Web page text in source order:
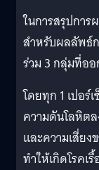
ในการสรุปกา
สำหรับผลลัพธ์
ร่วม 3 กลุ่มที่ออ
โดยทุก 1 เปอ
ความดันโลหิตล
และความเสี่ย
ทำให้เกิดโรคเ